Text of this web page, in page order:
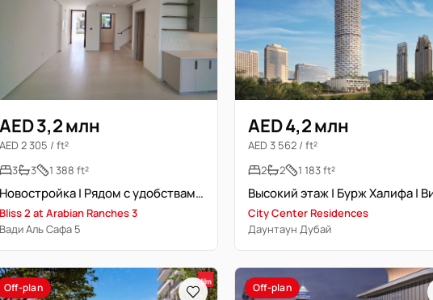
AED 3,2 млн
AED 2 305 / ft²
3
3 1 388 ft²
Новостройка | Рядом с удобствами | Идеальное расположение
Bliss 2 at Arabian Ranches 3
Вади Аль Сафа 5
AED 4,2 млн
AED 3 562 / ft²
2
2 1 183 ft²
City Center Residences
Даунтаун Дубай
Off-plan Off-plan